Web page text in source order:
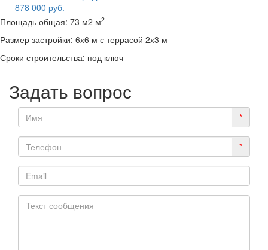
878 000 руб.
Площадь общая: 73 м2 м2
Размер застройки: 6х6 м с террасой 2х3 м
Сроки строительства: под ключ
Задать вопрос
*
*